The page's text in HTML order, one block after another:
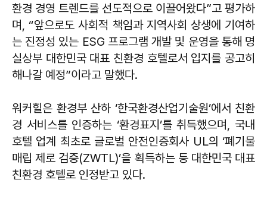
환경 경영 트렌드를 선도적으로 이끌어왔다”고 평가하
며, “앞으로도 사회적 책임과 지역사회 상생에 기여하
는 진정성 있는 ESG 프로그램 개발 및 운영을 통해 명
실상부 대한민국 대표 친환경 호텔로서 입지를 공고히
해나갈 예정”이라고 말했다.
워커힐은 환경부 산하 ‘한국환경산업기술원’에서 친환
경 서비스를 인증하는 ‘환경표지’를 취득했으며, 국내
호텔 업계 최초로 글로벌 안전인증회사 UL의 ‘폐기물
매립 제로 검증(ZWTL)’을 획득하는 등 대한민국 대표
친환경 호텔로 인정받고 있다.